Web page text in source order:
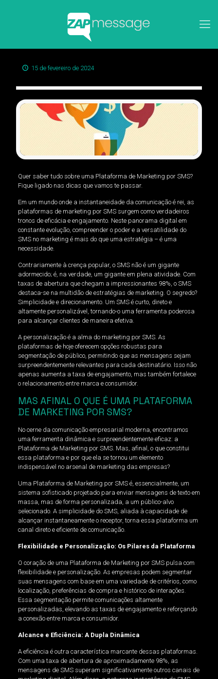
15 de fevereiro de 2024
Quer saber tudo sobre uma Plataforma de Marketing por SMS?
Fique ligado nas dicas que vamos te passar.
Em um mundo onde a instantaneidade da comunicação é rei, as
plataformas de marketing por SMS surgem como verdadeiros
tronos de eficácia e engajamento. Neste panorama digital em
constante evolução, compreender o poder e a versatilidade do
SMS no marketing é mais do que uma estratégia – é uma
necessidade.
Contrariamente à crença popular, o SMS não é um gigante
adormecido; é, na verdade, um gigante em plena atividade. Com
taxas de abertura que chegam a impressionantes 98%, o SMS
destaca-se na multidão de estratégias de marketing. O segredo?
Simplicidade e direcionamento. Um SMS é curto, direto e
altamente personalizável, tornando-o uma ferramenta poderosa
para alcançar clientes de maneira efetiva.
A personalização é a alma do marketing por SMS. As
plataformas de hoje oferecem opções robustas para
segmentação de público, permitindo que as mensagens sejam
surpreendentemente relevantes para cada destinatário. Isso não
apenas aumenta a taxa de engajamento, mas também fortalece
o relacionamento entre marca e consumidor.
MAS AFINAL O QUE É UMA PLATAFORMA
DE MARKETING POR SMS?
No cerne da comunicação empresarial moderna, encontramos
uma ferramenta dinâmica e surpreendentemente eficaz: a
Plataforma de Marketing por SMS. Mas, afinal, o que constitui
essa plataforma e por que ela se tornou um elemento
indispensável no arsenal de marketing das empresas?
Uma Plataforma de Marketing por SMS é, essencialmente, um
sistema sofisticado projetado para enviar mensagens de texto em
massa, mas de forma personalizada, a um público-alvo
selecionado. A simplicidade do SMS, aliada à capacidade de
alcançar instantaneamente o receptor, torna essa plataforma um
canal direto e eficiente de comunicação.
Flexibilidade e Personalização: Os Pilares da Plataforma
O coração de uma Plataforma de Marketing por SMS pulsa com
flexibilidade e personalização. As empresas podem segmentar
suas mensagens com base em uma variedade de critérios, como
localização, preferências de compra e histórico de interações.
Essa segmentação permite comunicações altamente
personalizadas, elevando as taxas de engajamento e reforçando
a conexão entre marca e consumidor.
Alcance e Eficiência: A Dupla Dinâmica
A eficiência é outra característica marcante dessas plataformas.
Com uma taxa de abertura de aproximadamente 98%, as
mensagens de SMS superam significativamente outros canais de